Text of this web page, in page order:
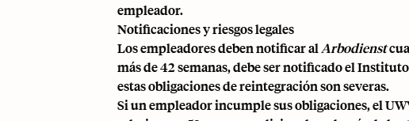
empleador.
Notificaciones y riesgos legales
Los empleadores deben notificar al Arbodienst
más de 42 semanas, debe ser notificado elInstituto
estas obligaciones de reintegración son severas.
Si un empleador incumple sus obligaciones, el